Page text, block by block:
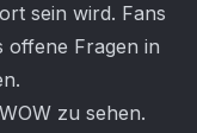
sein wird. Fans
offene Fragen in
zu sehen.